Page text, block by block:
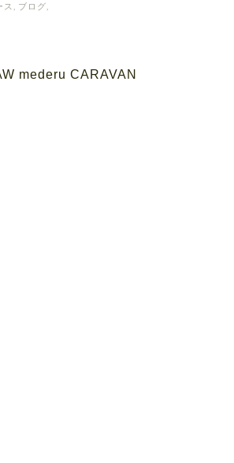
ス ブログ
mederu CARAVAN